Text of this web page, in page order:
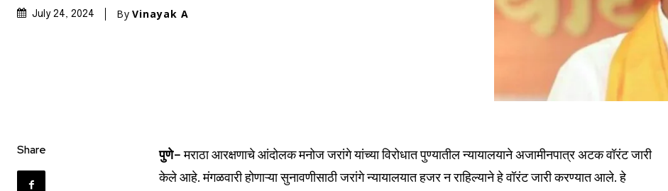
July 24, 2024 By Vinayak A
Share पुणे-मराठा आरक्षणाचे आंदोलक मनोज जरांगे यांच्या विरोधात पुण्यातील न्यायालयाने अजामीनपात्र अटक वॉरंट जारी
केले आहे. मंगळवारी होणाऱ्या सुनावणीसाठी जरांगे न्यायालयात हजर न राहिल्याने हे वॉरंट जारी करण्यात आले. हे